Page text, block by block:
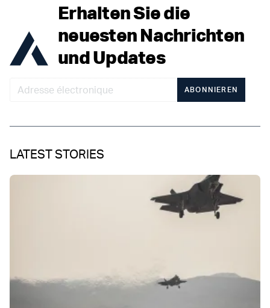
Erhalten Sie die
neuesten Nachrichten
und Updates
ABONNIEREN
LATEST STORIES